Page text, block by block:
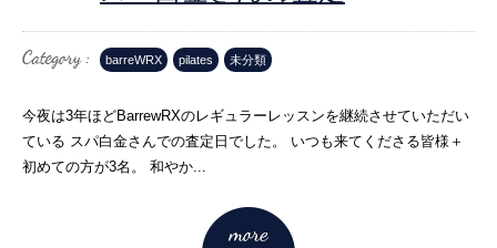
barreWRX pilates 未分類
今夜は3年ほどBarrewRXのレギュラーレッスンを継続させていただい
ている スパ白金さんでの査定日でした。 いつも来てくださる皆様＋
初めての方が3名。 和やか...